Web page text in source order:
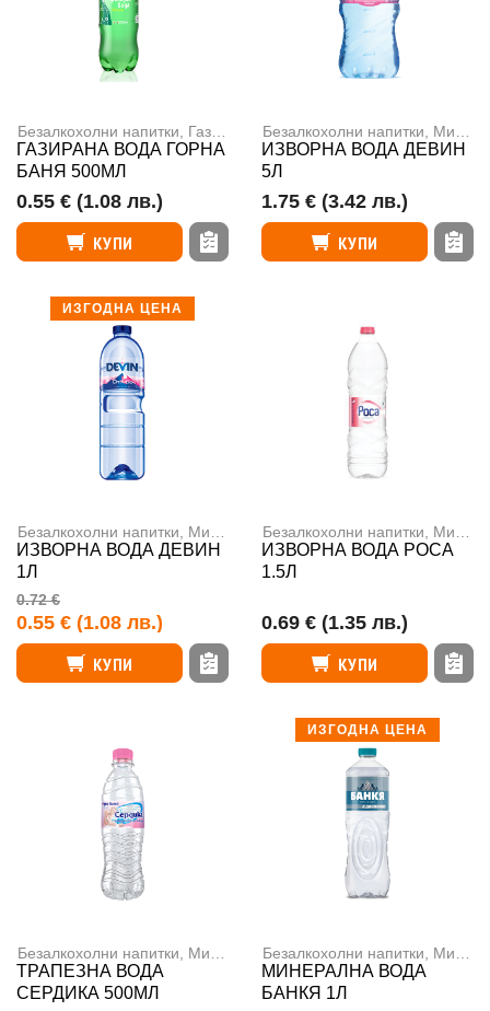
Безалкохолни напитки Газирани напитки ,Минерална вода
ГАЗИРАНА ВОДА ГОРНА
БАНЯ 500МЛ
0.55 € (1.08 лв.)
КУПИ
Безалкохолни напитки Минерална вода
ИЗВОРНА ВОДА ДЕВИН
5Л
1.75 € (3.42 лв.)
КУПИ
ИЗГОДНА ЦЕНА
Безалкохолни напитки Минерална вода
ИЗВОРНА ВОДА ДЕВИН
1Л
0.72 €
0.55 € (1.08 лв.)
КУПИ
Безалкохолни напитки Минерална вода
ИЗВОРНА ВОДА РОСА
1.5Л
0.69 € (1.35 лв.)
КУПИ
Безалкохолни напитки Минерална вода
ТРАПЕЗНА ВОДА
СЕРДИКА 500МЛ
ИЗГОДНА ЦЕНА
Безалкохолни напитки Минерална вода
МИНЕРАЛНА ВОДА
БАНКЯ 1Л